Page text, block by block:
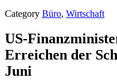
Category Büro, Wirtschaft
US-
Erreichen der
Juni